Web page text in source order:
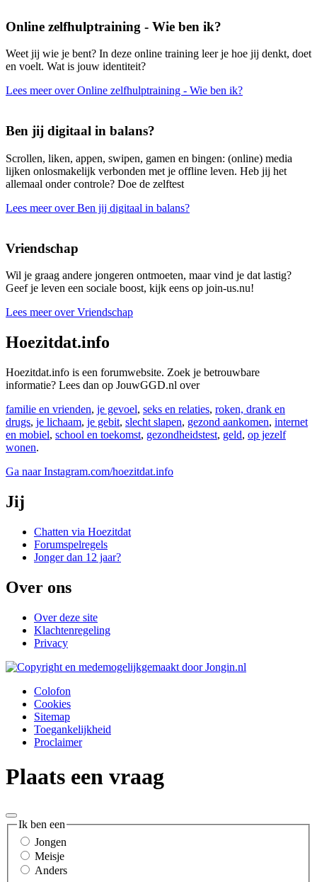
Online zelfhulptraining - Wie ben ik?
Weet jij wie je bent? In deze online training leer je hoe jij denkt, doet
en voelt. Wat is jouw identiteit?
Lees meer over Online zelfhulptraining - Wie ben ik?
Ben jij digitaal in balans?
Scrollen, liken, appen, swipen, gamen en bingen: (online) media
lijken onlosmakelijk verbonden met je offline leven. Heb jij het
allemaal onder controle? Doe de zelftest
Lees meer over Ben jij digitaal in balans?
Vriendschap
Wil je graag andere jongeren ontmoeten, maar vind je dat lastig?
Geef je leven een sociale boost, kijk eens op join-us.nu!
Lees meer over Vriendschap
Hoezitdat.info
Hoezitdat.info is een forumwebsite. Zoek je betrouwbare
informatie? Lees dan op JouwGGD.nl over
familie en vrienden, je gevoel, seks en relaties, roken, drank en
drugs, je lichaam, je gebit, slecht slapen, gezond aankomen, internet
en mobiel, school en toekomst, gezondheidstest, geld, op jezelf
wonen.
Ga naar Instagram.com/hoezitdat.info
Jij
Chatten via Hoezitdat
Forumspelregels
Jonger dan 12 jaar?
Over ons
Over deze site
Klachtenregeling
Privacy
Colofon
Cookies
Sitemap
Toegankelijkheid
Proclaimer
Plaats een vraag
Ik ben een
Jongen
Meisje
Anders